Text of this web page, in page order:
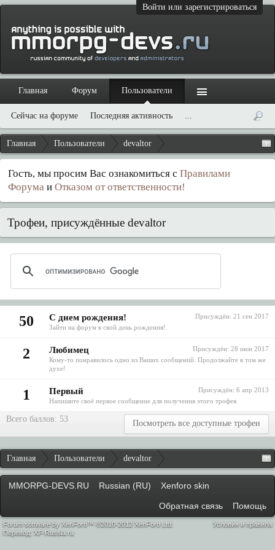
Войти или зарегистрироваться
Главная Пользователи devaltor
Гость, мы просим Вас ознакомиться с Правилами
Форума и Отказом от ответственности!
Трофеи, присуждённые devaltor
50 Присуждён: 21 сен 2017
С днем рождения!
Зайти на форум в свой день рождения!
2 Присуждён: 28 июн 2017
Любимец
Кому-то понравилось одно из Ваших сообщений. Продолжайте в том же
духе!
1 Присуждён: 6 апр 2013
Первый
Напишите своё первое сообщение для получения этого трофея.
Всего баллов: 53 Посмотреть все доступные трофеи
Главная Пользователи devaltor
Главная Форум Пользователи
Сейчас на форуме Последняя активность ...
MMORPG-DEVS.RU Russian (RU) Xenforo skin
Обратная связь Помощь
Условия и правила
Forum software by XenForo™ ©2010-2012 XenForo Ltd.
Перевод: XF-Russia.ru